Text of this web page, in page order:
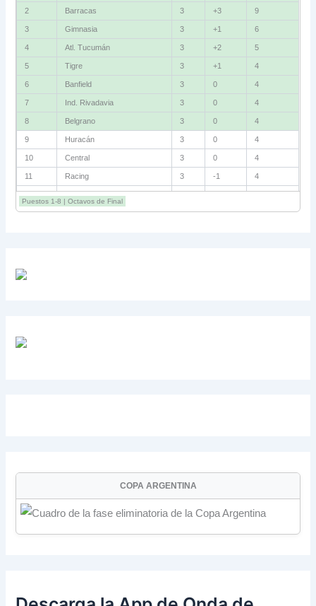
2 Barracas 3 +3 9
3 Gimnasia 3 +1 6
4 Atl. Tucumán 3 +2 5
5 Tigre 3 +1 4
6 Banfield 3 0 4
7 Ind. Rivadavia 3 0 4
8 Belgrano 3 0 4
9 Huracán 3 0 4
10 Central 3 0 4
11 Racing 3 -1 4
12 Estudiantes RC 3 -2 4
13 Sarmiento 3 -1 3
Puestos 1-8 | Octavos de Final
COPA ARGENTINA